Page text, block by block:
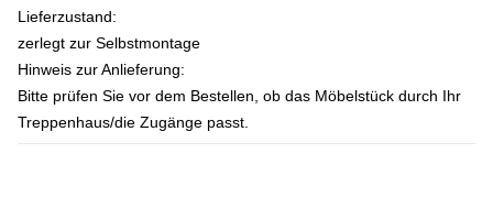
Lieferzustand:
zerlegt zur Selbstmontage
Hinweis zur Anlieferung:
Bitte prüfen Sie vor dem Bestellen, ob das Möbelstück durch Ihr
Treppenhaus/die Zugänge passt.